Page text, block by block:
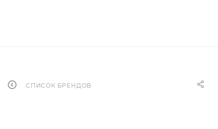
СПИСОК БРЕНДОВ